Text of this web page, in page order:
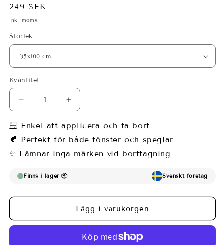
Ordinarie
pris
249 SEK
inkl moms.
Storlek
Kvantitet
Minska
kvantitet
för
Fönsterfilm
stendesign
Öka
kvantitet
för
Fönsterfilm
stendesign
🪟 Enkel att applicera och ta bort
🍂 Perfekt för både fönster och speglar
✨ Lämnar inga märken vid borttagning
Finns i lager 📦 Svenskt företag
Lägg i varukorgen